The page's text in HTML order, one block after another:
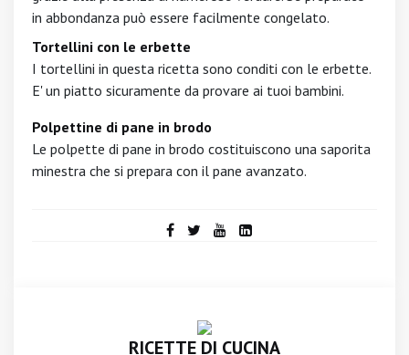
in abbondanza può essere facilmente congelato.
Tortellini con le erbette
I tortellini in questa ricetta sono conditi con le erbette.
E' un piatto sicuramente da provare ai tuoi bambini.
Polpettine di pane in brodo
Le polpette di pane in brodo costituiscono una saporita
minestra che si prepara con il pane avanzato.
RICETTE DI CUCINA